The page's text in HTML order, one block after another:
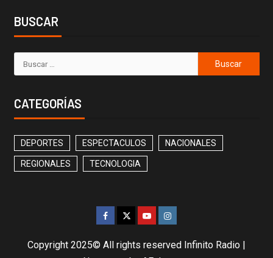
BUSCAR
CATEGORÍAS
DEPORTES ESPECTACULOS NACIONALES
REGIONALES TECNOLOGIA
Copyright 2025© All rights reserved Infinito Radio